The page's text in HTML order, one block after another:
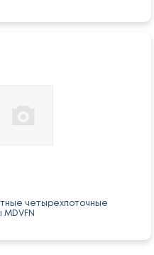
четырехпоточные